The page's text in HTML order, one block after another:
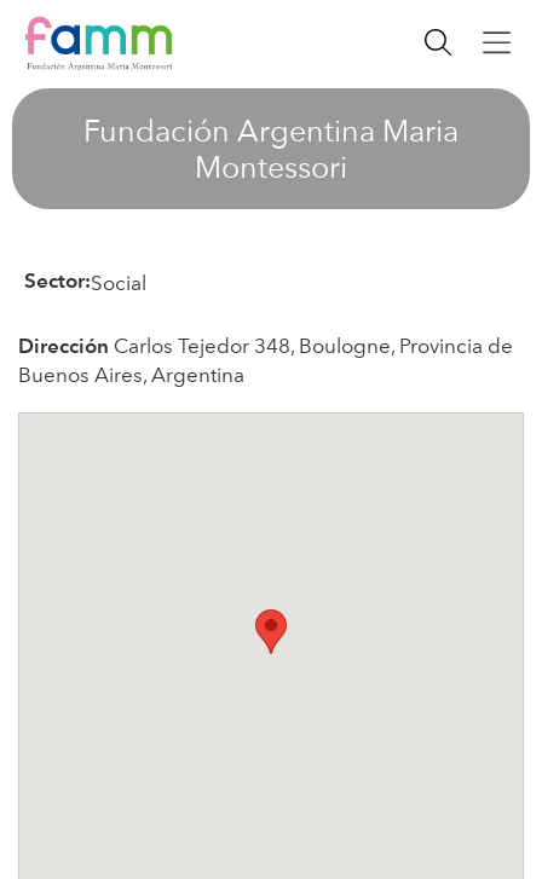
Fundación Argentina Maria
Montessori
Sector:Social
Dirección Carlos Tejedor 348, Boulogne, Provincia de
Buenos Aires, Argentina